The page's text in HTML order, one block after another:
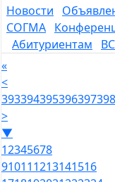
Новости
СОГМА
Абитуриентам
«
<
393394395396397398
>
▼
12345678
910111213141516